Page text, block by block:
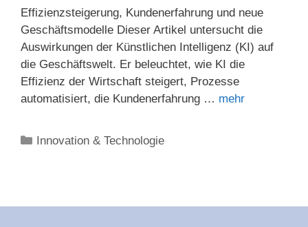
Effizienzsteigerung, Kundenerfahrung und neue
Geschäftsmodelle Dieser Artikel untersucht die
Auswirkungen der Künstlichen Intelligenz (KI) auf
die Geschäftswelt. Er beleuchtet, wie KI die
Effizienz der Wirtschaft steigert, Prozesse
automatisiert, die Kundenerfahrung … mehr
Kategorien
Innovation & Technologie